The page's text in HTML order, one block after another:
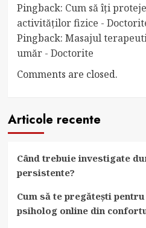
Pingback: Cum să îți
activităților fizice -
Pingback: Masajul
umăr - Doctorite
Comments are closed.
Articole recente
Când trebuie investigate
persistente?
Cum să te pregătești
psiholog online din